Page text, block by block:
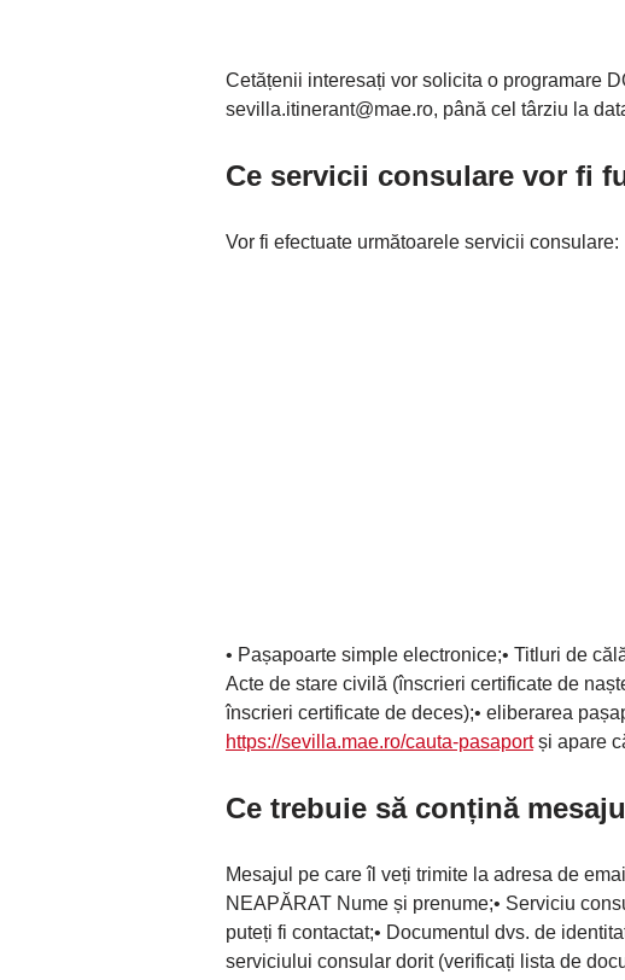
Cetățenii interesați vor solicita o programare
sevilla.itinerant@mae.ro, până cel târziu la
Ce servicii consulare vor fi
Vor fi efectuate următoarele servicii consulare:
• Pașapoarte simple electronice;• Titluri de
Acte de stare civilă (înscrieri certificate de
înscrieri certificate de deces);• eliberarea
https://sevilla.mae.ro/cauta-pasaportși apare
Ce trebuie să conțină
Mesajul pe care îl veți trimite la adresa de
NEAPĂRAT Nume și prenume;• Serviciu
puteți fi contactat;• Documentul dvs. de
serviciului consular dorit (verificați lista de